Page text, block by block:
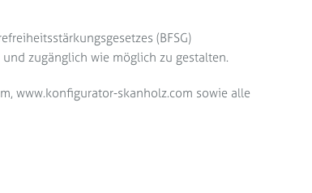
(BFSG)
zugänglich wie möglich zu gestalten.
www.konfigurator-skanholz.com sowie alle